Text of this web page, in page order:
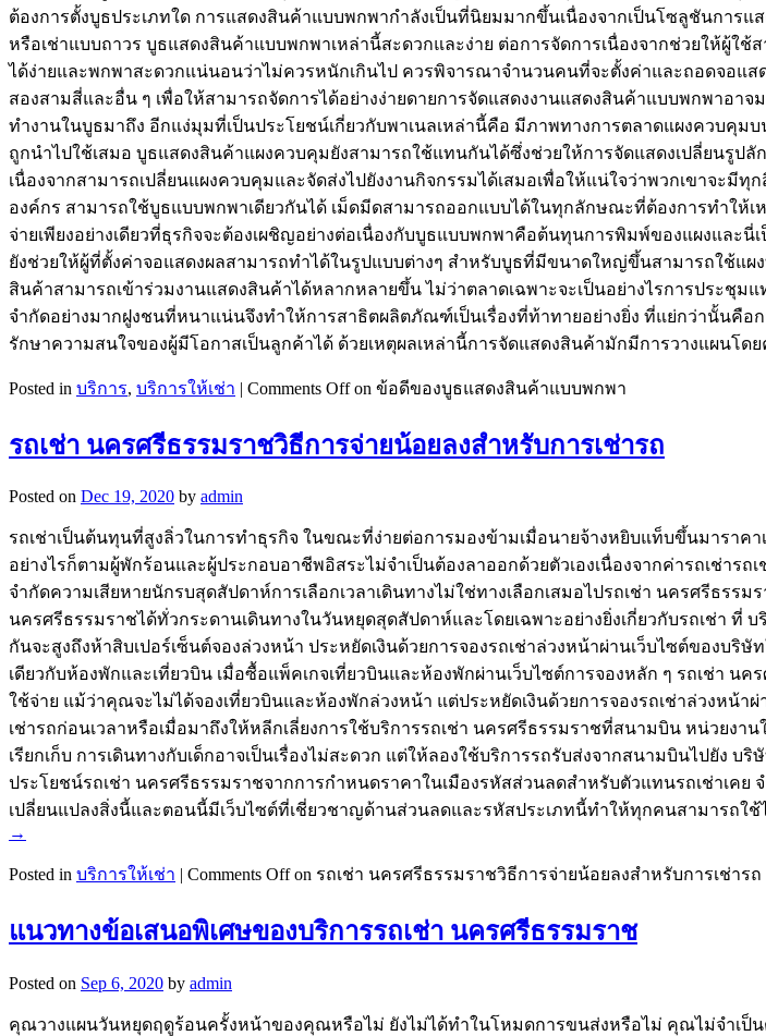
ต้องการตั้งบูธประเภทใด การแสดงสินค้าแบบพกพากำลังเป็นที่นิยมมากขึ้นเนื่องจากเป็นโซลูชันกา
หรือเช่าแบบถาวร บูธแสดงสินค้าแบบพกพาเหล่านี้สะดวกและง่าย ต่อการจัดการเนื่องจากช่วยให้ผู้ใ
ได้ง่ายและพกพาสะดวกแน่นอนว่าไม่ควรหนักเกินไป ควรพิจารณาจำนวนคนที่จะตั้งค่าและถอดจอ
สองสามสี่และอื่น ๆ เพื่อให้สามารถจัดการได้อย่างง่ายดายการจัดแสดงงานแสดงสินค้าแบบพกพาอ
ทำงานในบูธมาถึง อีกแง่มุมที่เป็นประโยชน์เกี่ยวกับพาเนลเหล่านี้คือ มีภาพทางการตลาดแผงควบคุ
ถูกนำไปใช้เสมอ บูธแสดงสินค้าแผงควบคุมยังสามารถใช้แทนกันได้ซึ่งช่วยให้การจัดแสดงเปลี่ยนรู
เนื่องจากสามารถเปลี่ยนแผงควบคุมและจัดส่งไปยังงานกิจกรรมได้เสมอเพื่อให้แน่ใจว่าพวกเขาจะมี
องค์กร สามารถใช้บูธแบบพกพาเดียวกันได้ เม็ดมีดสามารถออกแบบได้ในทุกลักษณะที่ต้องการทำใ
จ่ายเพียงอย่างเดียวที่ธุรกิจจะต้องเผชิญอย่างต่อเนื่องกับบูธแบบพกพาคือต้นทุนการพิมพ์ของแผงและ
ยังช่วยให้ผู้ที่ตั้งค่าจอแสดงผลสามารถทำได้ในรูปแบบต่างๆ สำหรับบูธที่มีขนาดใหญ่ขึ้นสามารถใช้แ
สินค้าสามารถเข้าร่วมงานแสดงสินค้าได้หลากหลายขึ้น ไม่ว่าตลาดเฉพาะจะเป็นอย่างไรการประ
จำกัดอย่างมากฝูงชนที่หนาแน่นจึงทำให้การสาธิตผลิตภัณฑ์เป็นเรื่องที่ท้าทายอย่างยิ่ง ที่แย่กว่านั้นคื
รักษาความสนใจของผู้มีโอกาสเป็นลูกค้าได้ ด้วยเหตุผลเหล่านี้การจัดแสดงสินค้ามักมีการวางแผนโดยค
Posted in บริการ, บริการให้เช่า | Comments Offon ข้อดีของบูธแสดงสินค้าแบบพกพา
รถเช่า นครศรีธรรมราชวิธีการจ่ายน้อยลงสำหรับการเช่ารถ
Posted on Dec 19, 2020 by admin
รถเช่าเป็นต้นทุนที่สูงลิ่วในการทำธุรกิจ ในขณะที่ง่ายต่อการมองข้ามเมื่อนายจ้างหยิบแท็บขึ้นมาราคา
อย่างไรก็ตามผู้พักร้อนและผู้ประกอบอาชีพอิสระไม่จำเป็นต้องลาออกด้วยตัวเองเนื่องจากค่ารถเช่าร
จำกัดความเสียหายนักรบสุดสัปดาห์การเลือกเวลาเดินทางไม่ใช่ทางเลือกเสมอไปรถเช่า นครศรีธร
นครศรีธรรมราชได้ทั่วกระดานเดินทางในวันหยุดสุดสัปดาห์และโดยเฉพาะอย่างยิ่งเกี่ยวกับรถเช่า
กันจะสูงถึงห้าสิบเปอร์เซ็นต์จองล่วงหน้า ประหยัดเงินด้วยการจองรถเช่าล่วงหน้าผ่านเว็บไซต์ของบริ
เดียวกับห้องพักและเที่ยวบิน เมื่อซื้อแพ็คเกจเที่ยวบินและห้องพักผ่านเว็บไซต์การจองหลัก ๆ รถเช่า
ใช้จ่าย แม้ว่าคุณจะไม่ได้จองเที่ยวบินและห้องพักล่วงหน้า แต่ประหยัดเงินด้วยการจองรถเช่าล่วงหน้
เช่ารถก่อนเวลาหรือเมื่อมาถึงให้หลีกเลี่ยงการใช้บริการรถเช่า นครศรีธรรมราชที่สนามบิน หน่วยง
เรียกเก็บ การเดินทางกับเด็กอาจเป็นเรื่องไม่สะดวก แต่ให้ลองใช้บริการรถรับส่งจากสนามบินไปยัง
ประโยชน์รถเช่า นครศรีธรรมราชจากการกำหนดราคาในเมืองรหัสส่วนลดสำหรับตัวแทนรถเช่าเคย
เปลี่ยนแปลงสิ่งนี้และตอนนี้มีเว็บไซต์ที่เชี่ยวชาญด้านส่วนลดและรหัสประเภทนี้ทำให้ทุกคนสามารถ
→
Posted in บริการให้เช่า | Comments Offon รถเช่า นครศรีธรรมราชวิธีการจ่ายน้อยลงสำหรับการเช่ารถ
แนวทางข้อเสนอพิเศษของบริการรถเช่า นครศรีธรรมราช
Posted on Sep 6, 2020 by admin
คุณวางแผนวันหยุดฤดูร้อนครั้งหน้าของคุณหรือไม่ ยังไม่ได้ทำในโหมดการขนส่งหรือไม่ คุณไม่จำเป็